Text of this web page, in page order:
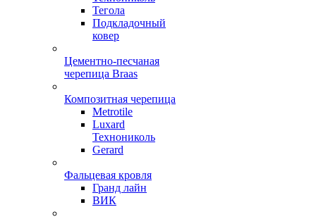
Тегола
Подкладочный
ковер
Цементно-песчаная
черепица Braas
Композитная черепица
Metrotile
Luxard
Технониколь
Gerard
Фальцевая кровля
Гранд лайн
ВИК